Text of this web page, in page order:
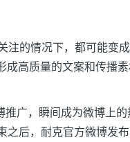
的情况下，都可能变
高质量的文案和传播
广，瞬间成为微博上
后，耐克官方微博发